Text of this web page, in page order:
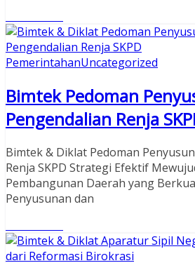
PemerintahanUncategorized
Bimtek Pedoman
Pengendalian Renja
Bimtek & Diklat Pedoman
Renja SKPD Strategi Efektif
Pembangunan Daerah yang
Penyusunan dan